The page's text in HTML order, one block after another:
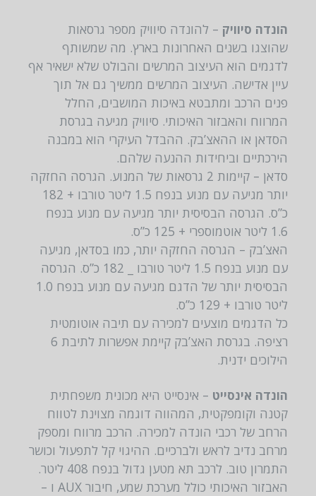
הונדה סיוויק – להונדה סיוויק מספר גרסאות
שהוצגו בשנים האחרונות בארץ. מה שמשותף
לדגמים הוא העיצוב המרשים והבולט שלא ישאיר אף
עיין אדישה. העיצוב המרשים ממשיך גם אל תוך
פנים הרכב ומתבטא באיכות המושבים, החלל
המרווח והאבזור האיכותי. סיוויק מגיעה בגרסת
הסדאן או ההאצ’בק. ההבדל העיקרי הוא במבנה
הירכתיים וביחידות ההנעה שלהם.
סדאן – קיימות 2 גרסאות של המנוע. הגרסה החזקה
יותר מגיעה עם מנוע בנפח 1.5 ליטר טורבו + 182
כ”ס. הגרסה הבסיסית יותר מגיעה עם מנוע בנפח
1.6 ליטר אוטמוספרי + 125 כ”ס.
האצ’בק – הגרסה החזקה יותר, כמו בסדאן, מגיעה
עם מנוע בנפח 1.5 ליטר טורבו _ 182 כ”ס. הגרסה
הבסיסית יותר של הדגם מגיעה עם מנוע בנפח 1.0
ליטר טורבו + 129 כ”ס.
כל הדגמים מוצעים למכירה עם תיבה אוטומטית
רציפה. בגרסת האצ’בק קיימת אפשרות לתיבת 6
הילוכים ידנית.
הונדה אינסייט – אינסייט היא מכונית משפחתית
קטנה וקומפקטית, המהווה דוגמה מצוינת לטווח
הרחב של רכבי הונדה למכירה. הרכב מרווח ומספק
מרחב נדיב לראש ולברכיים. ההיגוי קל לתפעול וכושר
התמרון טוב. לרכב תא מטען גדול בנפח 408 ליטר.
האבזור האיכותי כולל מערכת שמע, חיבור AUX ו –